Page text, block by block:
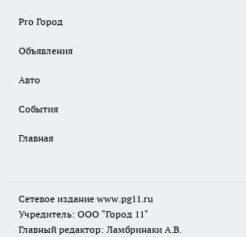
Pro Город
Объявления
Авто
События
Главная
Сетевое издание www.pg11.ru
Учредитель: ООО "Город 11"
Главный редактор: Ламбринаки А.В.